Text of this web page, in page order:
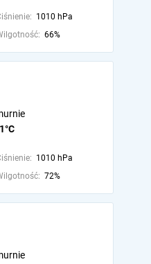
1010 hPa
66%
1010 hPa
72%